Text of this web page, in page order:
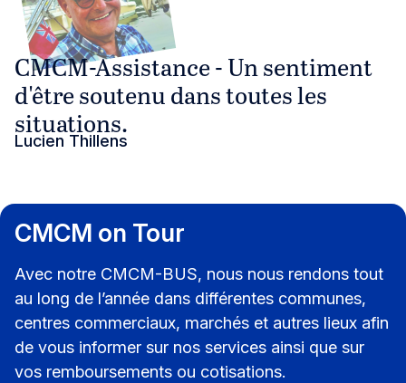
CMCM-Assistance - Un sentiment
d'être soutenu dans toutes les
situations.
Lucien Thillens
CMCM on Tour
Avec notre CMCM-BUS, nous nous rendons tout
au long de l’année dans différentes communes,
centres commerciaux, marchés et autres lieux afin
de vous informer sur nos services ainsi que sur
vos remboursements ou cotisations.